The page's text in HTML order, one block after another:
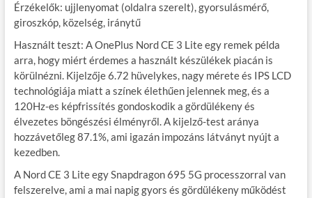
Érzékelők: ujjlenyomat (oldalra szerelt), gyorsulásmérő,
giroszkóp, közelség, iránytű
Használt teszt: A OnePlus Nord CE 3 Lite egy remek példa
arra, hogy miért érdemes a használt készülékek piacán is
körülnézni. Kijelzője 6.72 hüvelykes, nagy mérete és IPS LCD
technológiája miatt a színek élethűen jelennek meg, és a
120Hz-es képfrissítés gondoskodik a gördülékeny és
élvezetes böngészési élményről. A kijelző-test aránya
hozzávetőleg 87.1%, ami igazán impozáns látványt nyújt a
kezedben.
A Nord CE 3 Lite egy Snapdragon 695 5G processzorral van
felszerelve, ami a mai napig gyors és gördülékeny működést